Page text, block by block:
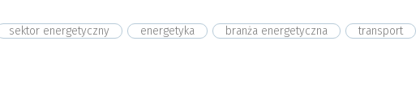
sektor energetyczny energetyka branża energetyczna transport